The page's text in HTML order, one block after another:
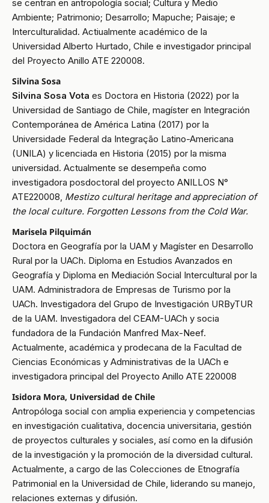
se centran en antropología social; Cultura y Medio
Ambiente; Patrimonio; Desarrollo; Mapuche; Paisaje; e
Interculturalidad. Actiualmente académico de la
Universidad Alberto Hurtado, Chile e investigador principal
del Proyecto Anillo ATE 220008.
Silvina Sosa
Silvina Sosa Vota es Doctora en Historia (2022) por la
Universidad de Santiago de Chile, magíster en Integración
Contemporánea de América Latina (2017) por la
Universidade Federal da Integração Latino-Americana
(UNILA) y licenciada en Historia (2015) por la misma
universidad. Actualmente se desempeña como
investigadora posdoctoral del proyecto ANILLOS N°
ATE220008, Mestizo cultural heritage and appreciation of
the local culture. Forgotten Lessons from the Cold War.
Marisela Pilquimán
Doctora en Geografía por la UAM y Magíster en Desarrollo
Rural por la UACh. Diploma en Estudios Avanzados en
Geografía y Diploma en Mediación Social Intercultural por la
UAM. Administradora de Empresas de Turismo por la
UACh. Investigadora del Grupo de Investigación URByTUR
de la UAM. Investigadora del CEAM-UACh y socia
fundadora de la Fundación Manfred Max-Neef.
Actualmente, académica y prodecana de la Facultad de
Ciencias Económicas y Administrativas de la UACh e
investigadora principal del Proyecto Anillo ATE 220008
Isidora Mora, Universidad de Chile
Antropóloga social con amplia experiencia y competencias
en investigación cualitativa, docencia universitaria, gestión
de proyectos culturales y sociales, así como en la difusión
de la investigación y la promoción de la diversidad cultural.
Actualmente, a cargo de las Colecciones de Etnografía
Patrimonial en la Universidad de Chile, liderando su manejo,
relaciones externas y difusión.